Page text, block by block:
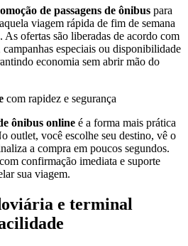
de passagens de ônibus para
viagem rápida de fim de semana
As ofertas são liberadas de acordo com
especiais ou disponibilidade
economia sem abrir mão do
com rapidez e segurança
ônibus online é a forma mais prática
outlet, você escolhe seu destino, vê o
a compra em poucos segundos.
confirmação imediata e suporte
sua viagem.
e terminal